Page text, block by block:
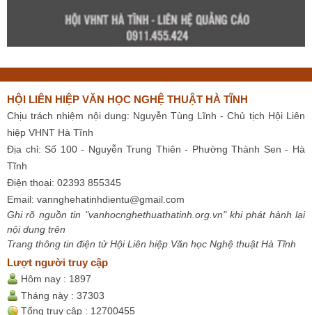
HỘI LIÊN HIỆP VĂN HỌC NGHỆ THUẬT HÀ TĨNH
Chịu trách nhiệm nội dung: Nguyễn Tùng Lĩnh - Chủ tịch Hội Liên
hiệp VHNT Hà Tĩnh
Địa chỉ: Số 100 - Nguyễn Trung Thiên - Phường Thành Sen - Hà
Tĩnh
Điện thoại: 02393 855345
Email: vannghehatinhdientu@gmail.com
Ghi rõ nguồn tin "vanhocnghethuathatinh.org.vn" khi phát hành lại
nội dung trên
Trang thông tin điện tử Hội Liên hiệp Văn học Nghệ thuật Hà Tĩnh
Lượt người truy cập
Hôm nay : 1897
Tháng này : 37303
Tổng truy cập : 12700455